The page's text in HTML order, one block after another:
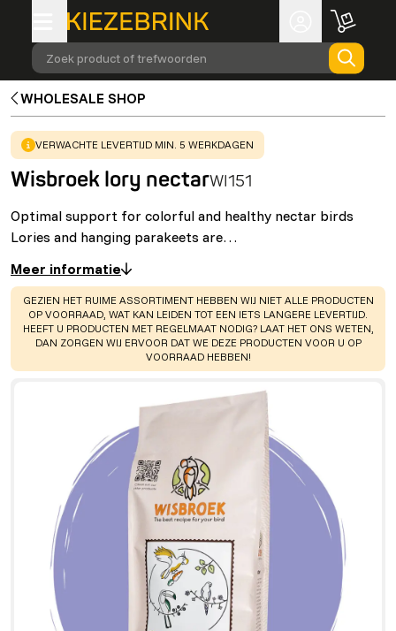
Zoek product of trefwoorden
WHOLESALE SHOP
WARNING:
VERWACHTE LEVERTIJD MIN. 5 WERKDAGEN
Wisbroek lory nectarWI151
Optimal support for colorful and healthy nectar birds
Lories and hanging parakeets are…
Meer informatie
WARNING:
GEZIEN HET RUIME ASSORTIMENT HEBBEN WIJ NIET ALLE PRODUCTEN
OP VOORRAAD, WAT KAN LEIDEN TOT EEN IETS LANGERE LEVERTIJD.
HEEFT U PRODUCTEN MET REGELMAAT NODIG? LAAT HET ONS WETEN,
DAN ZORGEN WIJ ERVOOR DAT WE DEZE PRODUCTEN VOOR U OP
VOORRAAD HEBBEN!